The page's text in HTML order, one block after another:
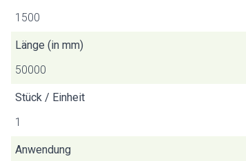
1500
Länge (in mm)
50000
Stück / Einheit
1
Anwendung